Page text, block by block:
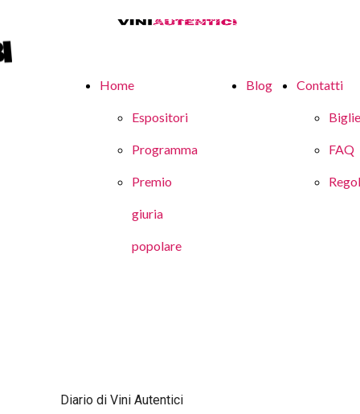
Home
Espositori
Programma
Premio
giuria
popolare
Blog Contatti
FAQ
Diario di Vini Autentici